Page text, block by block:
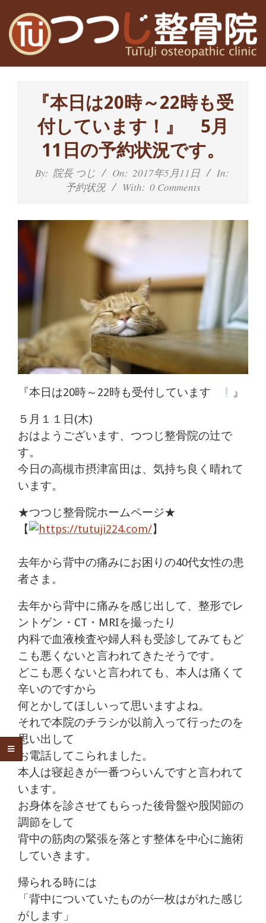
content
高
の
整
体
肩
こ
り
腰
痛
坐
骨
神
経
痛
は
つ
つ
じ
整
骨
院
『本日は20時～22時も受
付しています！』 5月
11日の予約状況です。
By: 院長 つじ On: 2017年5月11日
In:
予約状況
With: 0 Comments
『本日は20時～22時も受付しています 』
５月１１日(木)
おはようございます、つつじ整骨院の辻で
す。
今日の高槻市摂津富田は、気持ち良く晴れて
います。
★つつじ整骨院ホームページ★
【
https://tutuji224.com/】
去年から背中の痛みにお困りの40代女性の患
者さま。
去年から背中に痛みを感じ出して、整形でレ
ントゲン・CT・MRIを撮ったり
内科で血液検査や婦人科も受診してみてもど
こも悪くないと言われてきたそうです。
どこも悪くないと言われても、本人は痛くて
辛いのですから
何とかしてほしいって思いますよね。
それで本院のチラシが以前入って行ったのを
思い出して
お電話してこられました。
本人は寝起きが一番つらいんですと言われて
います。
お身体を診させてもらった後骨盤や股関節の
調節をして
背中の筋肉の緊張を落とす整体を中心に施術
していきます。
帰られる時には
「背中についていたものが一枚はがれた感じ
がします」